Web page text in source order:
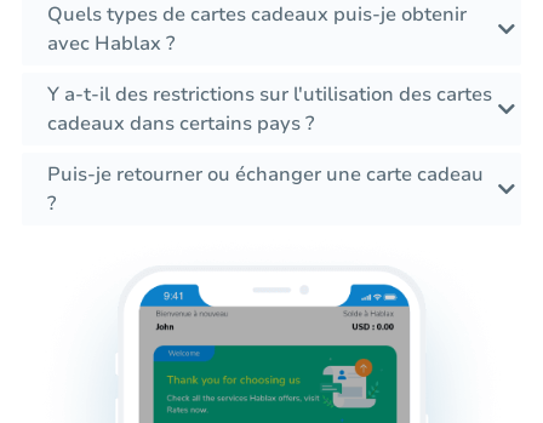
Quels types de cartes cadeaux puis-je obtenir
avec Hablax ?
Y a-t-il des restrictions sur l'utilisation des cartes
cadeaux dans certains pays ?
Puis-je retourner ou échanger une carte cadeau
?